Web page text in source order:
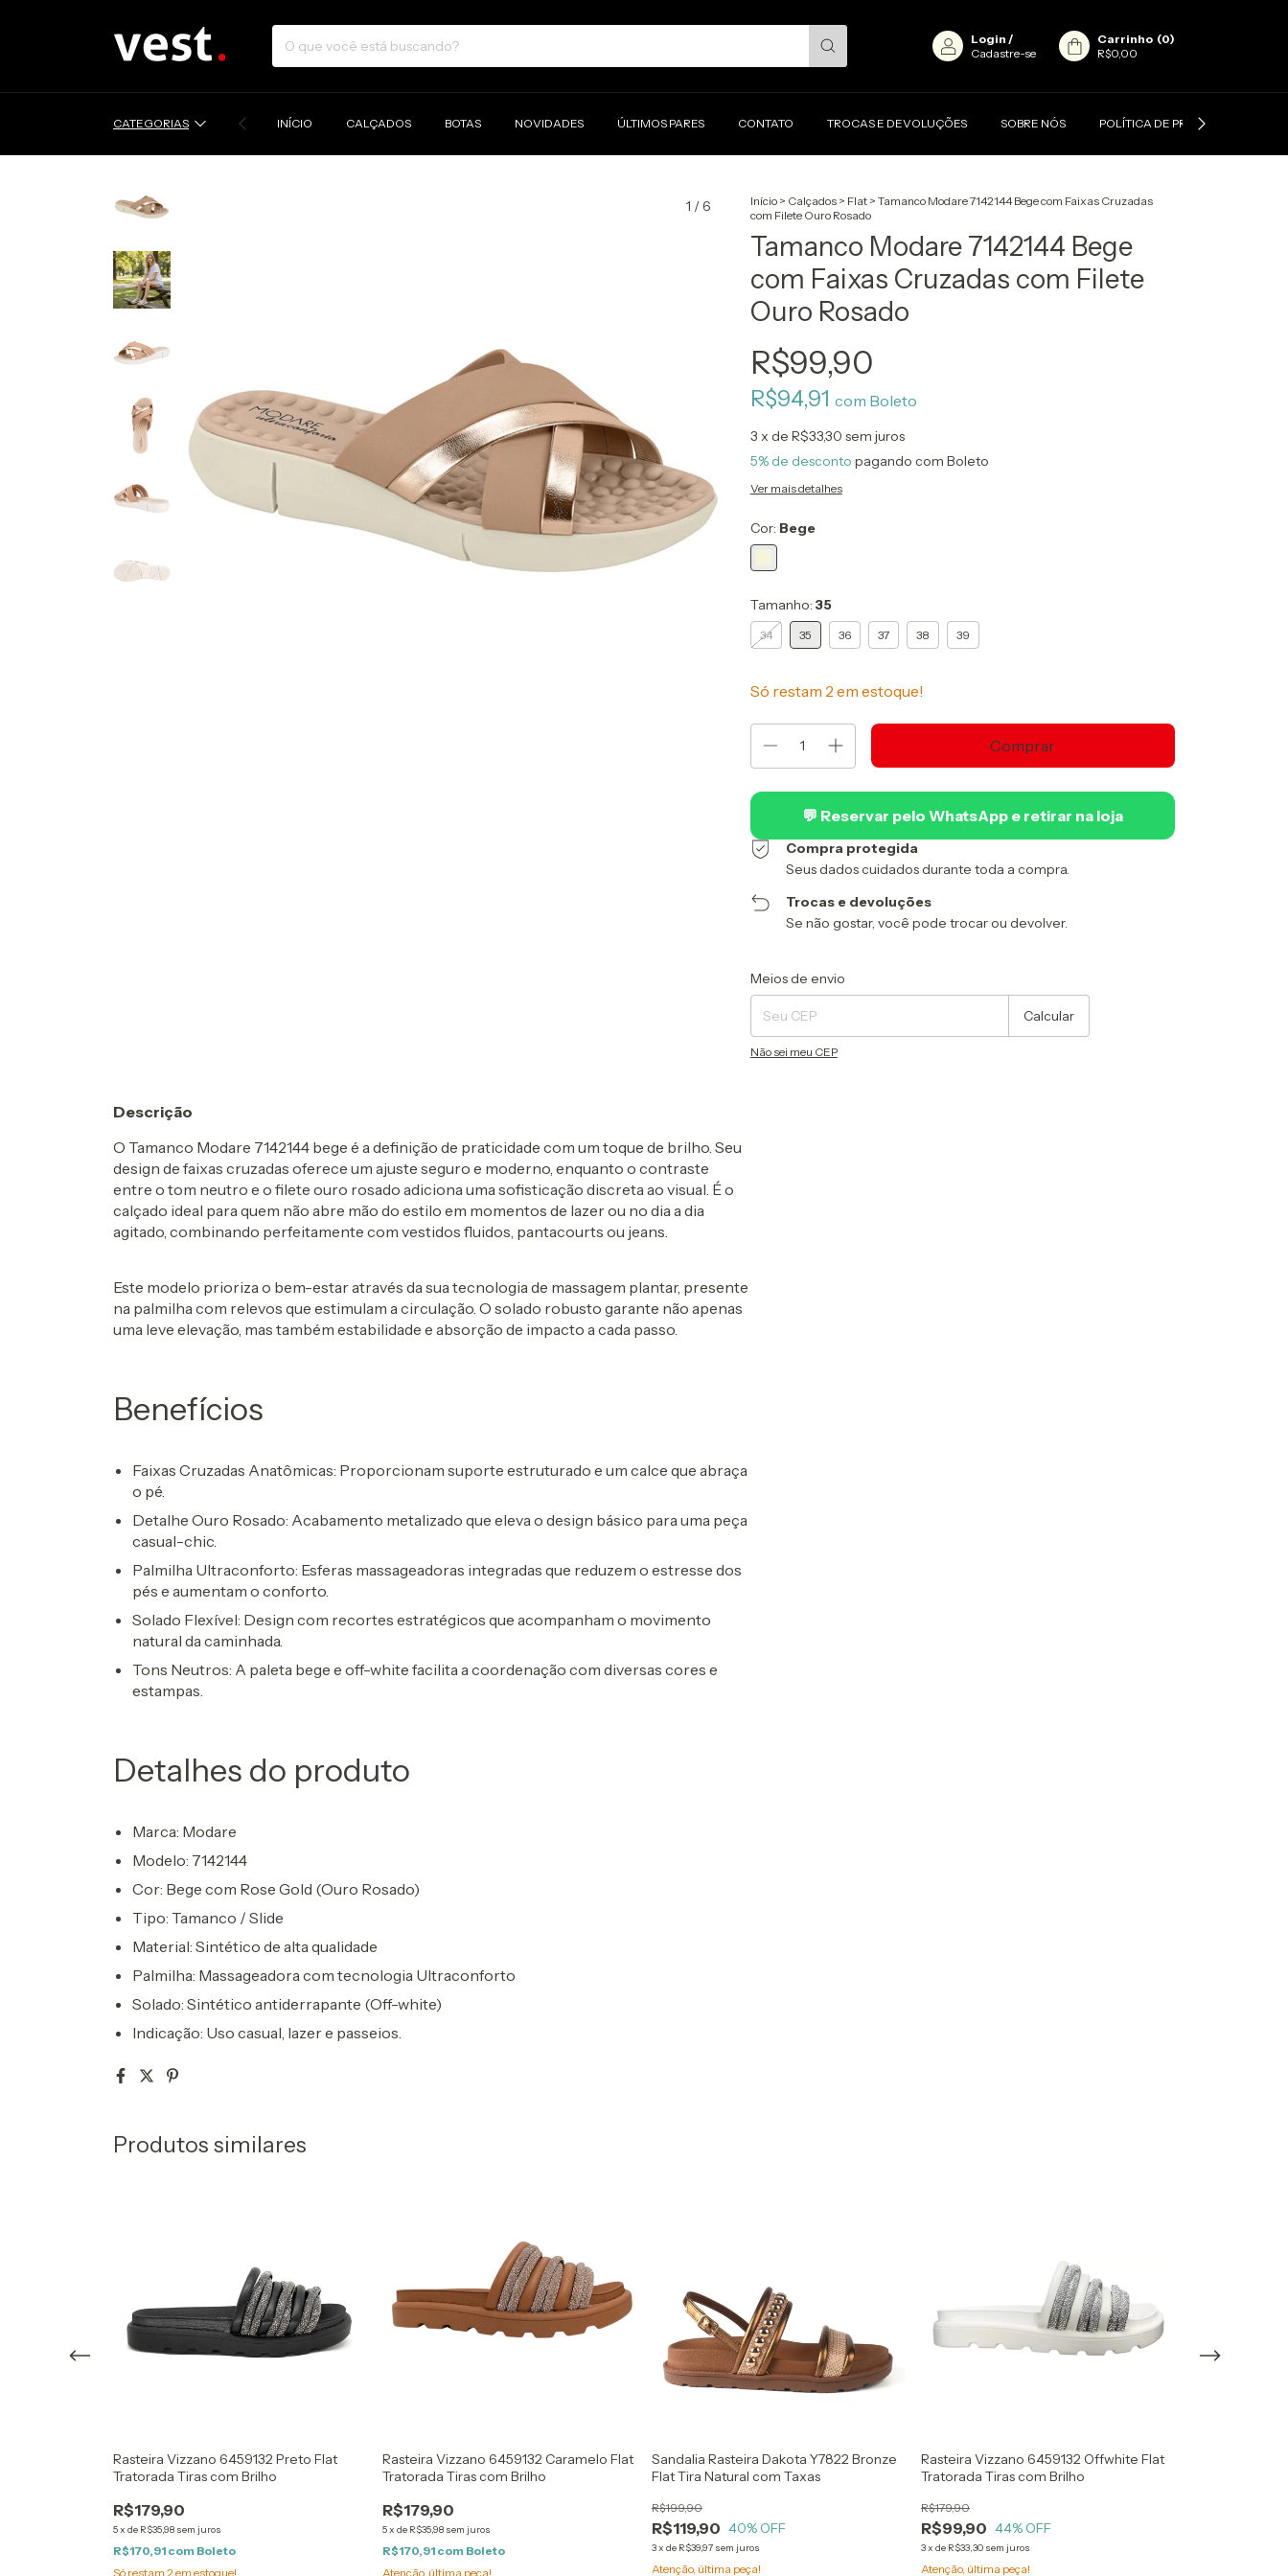
Login /
Cadastre-se
Carrinho (0)
R$0,00
CATEGORIAS INÍCIO CALÇADOS BOTAS NOVIDADES ÚLTIMOS PARES CONTATO TROCAS E DEVOLUÇÕES SOBRE NÓS POLÍTICA DE PRIVACIDADE
1 /6 Início > Calçados > Flat > Tamanco Modare 7142144 Bege com Faixas Cruzadas
com Filete Ouro Rosado
Tamanco Modare 7142144 Bege
com Faixas Cruzadas com Filete
Ouro Rosado
R$99,90
R$94,91 com Boleto
3 x de R$33,30 sem juros
5% de desconto pagando com Boleto
Ver mais detalhes
Cor: Bege
Tamanho: 35
34 35 36 37 38 39
Só restam 2 em estoque!
💬 Reservar pelo WhatsApp e retirar na loja
Compra protegida
Seus dados cuidados durante toda a compra.
Trocas e devoluções
Se não gostar, você pode trocar ou devolver.
Entregas para o CEP:
Meios de envio
Calcular
Não sei meu CEP
Descrição
O Tamanco Modare 7142144 bege é a definição de praticidade com um toque de brilho . Seu
design de faixas cruzadas oferece um ajuste seguro e moderno, enquanto o contraste
entre o tom neutro e o filete ouro rosado adiciona uma sofisticação discreta ao visual. É o
calçado ideal para quem não abre mão do estilo em momentos de lazer ou no dia a dia
agitado, combinando perfeitamente com vestidos fluidos, pantacourts ou jeans.
Este modelo prioriza o bem-estar através da sua tecnologia de massagem plantar, presente
na palmilha com relevos que estimulam a circulação. O solado robusto garante não apenas
uma leve elevação, mas também estabilidade e absorção de impacto a cada passo.
Benefícios
Faixas Cruzadas Anatômicas: Proporcionam suporte estruturado e um calce que abraça
o pé.
Detalhe Ouro Rosado: Acabamento metalizado que eleva o design básico para uma peça
casual-chic.
Palmilha Ultraconforto: Esferas massageadoras integradas que reduzem o estresse dos
pés e aumentam o conforto.
Solado Flexível: Design com recortes estratégicos que acompanham o movimento
natural da caminhada.
Tons Neutros: A paleta bege e off-white facilita a coordenação com diversas cores e
estampas.
Detalhes do produto
Marca: Modare
Modelo: 7142144
Cor: Bege com Rose Gold (Ouro Rosado)
Tipo: Tamanco / Slide
Material: Sintético de alta qualidade
Palmilha: Massageadora com tecnologia Ultraconforto
Solado: Sintético antiderrapante (Off-white)
Indicação: Uso casual, lazer e passeios.
Produtos similares
Rasteira Vizzano 6459132 Preto Flat
Tratorada Tiras com Brilho
R$179,90
5x de R$35,98 sem juros
R$170,91 com Boleto
Só restam 2 em estoque!
Rasteira Vizzano 6459132 Caramelo Flat
Tratorada Tiras com Brilho
R$179,90
5x de R$35,98 sem juros
R$170,91 com Boleto
Atenção, última peça!
Sandalia Rasteira Dakota Y7822 Bronze
Flat Tira Natural com Taxas
R$119,90
R$199,90
40% OFF
3x de R$39,97 sem juros
Atenção, última peça!
Rasteira Vizzano 6459132 Offwhite Flat
Tratorada Tiras com Brilho
R$99,90
R$179,90
44% OFF
3x de R$33,30 sem juros
Atenção, última peça!